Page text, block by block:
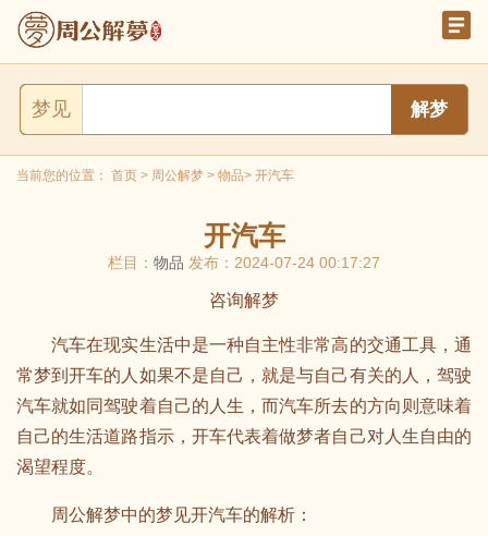
梦见
当前您的位置： 首页 > 周公解梦 > 物品> 开汽车
开汽车
栏目： 物品 发布：2024-07-24 00:17:27
咨询解梦
汽车在现实生活中是一种自主性非常高的交通工具，通
常梦到开车的人如果不是自己，就是与自己有关的人，驾驶
汽车就如同驾驶着自己的人生，而汽车所去的方向则意味着
自己的生活道路指示，开车代表着做梦者自己对人生自由的
渴望程度。
周公解梦中的梦见开汽车的解析：